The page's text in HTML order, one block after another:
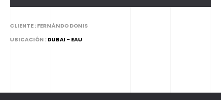
CLIENTE :FERNÁNDO DONIS
UBICACIÓN :DUBAI - EAU